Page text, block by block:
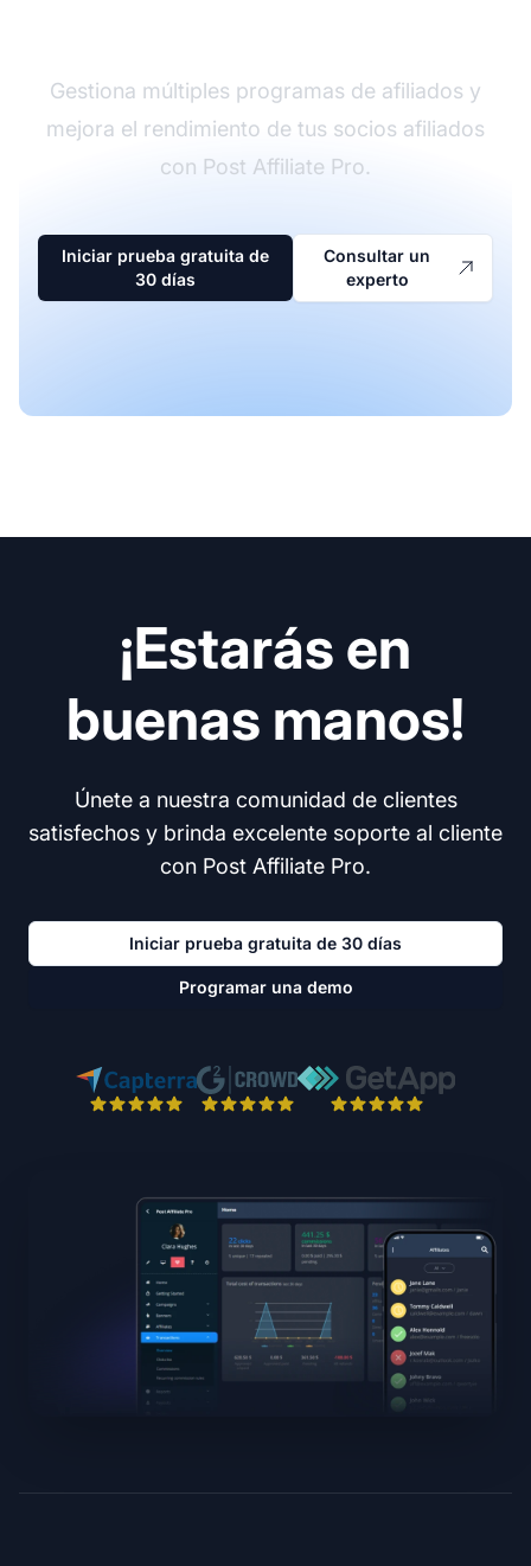
Gestiona múltiples programas de afiliados y
mejora el rendimiento de tus socios afiliados
con Post Affiliate Pro.
Iniciar prueba gratuita de
30 días
Consultar un
experto
¡Estarás en
buenas manos!
Únete a nuestra comunidad de clientes
satisfechos y brinda excelente soporte al cliente
con Post Affiliate Pro.
Iniciar prueba gratuita de 30 días
Programar una demo